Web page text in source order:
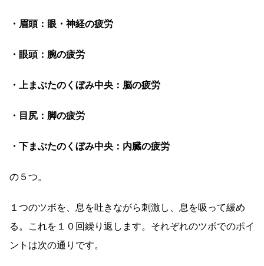
・眉頭：眼・神経の疲労
・眼頭：腕の疲労
・上まぶたのくぼみ中央：脳の疲労
・目尻：脚の疲労
・下まぶたのくぼみ中央：内臓の疲労
の５つ。
１つのツボを、息を吐きながら刺激し、息を吸って緩め
る。これを１０回繰り返します。それぞれのツボでのポイ
ントは次の通りです。